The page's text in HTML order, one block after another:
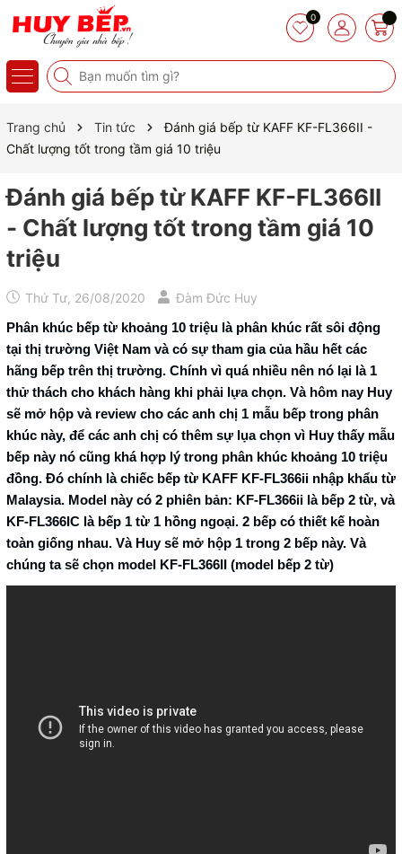
0
Trang chủ Tin tức
Đánh giá bếp từ KAFF KF-FL366II -
Chất lượng tốt trong tầm giá 10 triệu
Đánh giá bếp từ KAFF KF-FL366II
- Chất lượng tốt trong tầm giá 10
triệu
Thứ Tư, 26/08/2020 Đàm Đức Huy
Phân khúc bếp từ khoảng 10 triệu là phân khúc rất sôi động
tại thị trường Việt Nam và có sự tham gia của hầu hết các
hãng bếp trên thị trường. Chính vì quá nhiều nên nó lại là 1
thử thách cho khách hàng khi phải lựa chọn. Và hôm nay Huy
sẽ mở hộp và review cho các anh chị 1 mẫu bếp trong phân
khúc này, để các anh chị có thêm sự lụa chọn vì Huy thấy mẫu
bếp này nó cũng khá hợp lý trong phân khúc khoảng 10 triệu
đồng. Đó chính là chiếc bếp từ KAFF KF-FL366ii nhập khẩu từ
Malaysia. Model này có 2 phiên bản: KF-FL366ii là bếp 2 từ, và
KF-FL366IC là bếp 1 từ 1 hồng ngoại. 2 bếp có thiết kế hoàn
toàn giống nhau. Và Huy sẽ mở hộp 1 trong 2 bếp này. Và
chúng ta sẽ chọn model KF-FL366II (model bếp 2 từ)